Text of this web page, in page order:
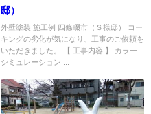
邸）
外壁塗装 施工例 四條畷市（Ｓ様邸） コー
キングの劣化が気になり、工事のご依頼を
いただきました。 【 工事内容 】 カラー
シミュレーション ...